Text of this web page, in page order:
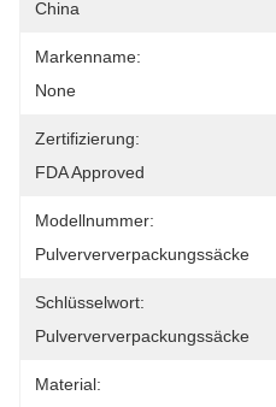
China
Markenname:
None
Zertifizierung:
FDA Approved
Modellnummer:
Pulverververpackungssäcke
Schlüsselwort:
Pulverververpackungssäcke
Material: